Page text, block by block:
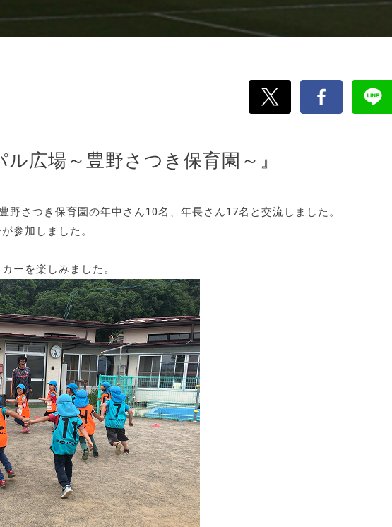
広場～豊野さつき保育園～』
野さつき保育園の年中さん10名、年長さん17名と交流しました。
参加しました。
ーを楽しみました。